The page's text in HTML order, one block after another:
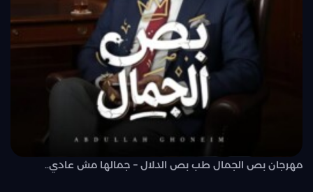
مهرجان بص الجمال طب بص الدلال – جمالها مش عادي..